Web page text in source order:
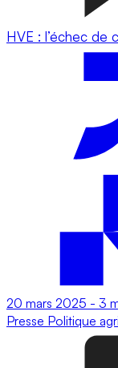
HVE : l’échec de
20 mars 2025 - 3
Presse Politique